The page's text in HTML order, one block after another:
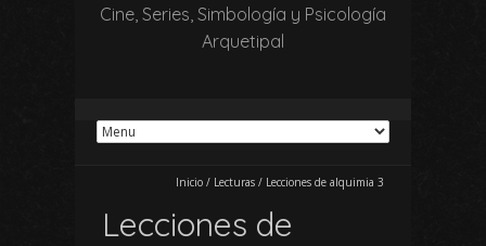
Cine, Series, Simbología y Psicología
Arquetipal
Inicio / Lecturas / Lecciones de alquimia 3
Lecciones de